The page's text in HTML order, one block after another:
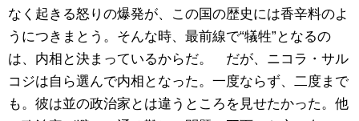
なく起きる怒りの爆発が、この国の歴史には香辛料のよ
うにつきまとう。そんな時、最前線で“犠牲”となるの
は、内相と決まっているからだ。 だが、ニコラ・サル
コジは自ら選んで内相となった。一度ならず、二度まで
も。彼は並の政治家とは違うところを見せたかった。他